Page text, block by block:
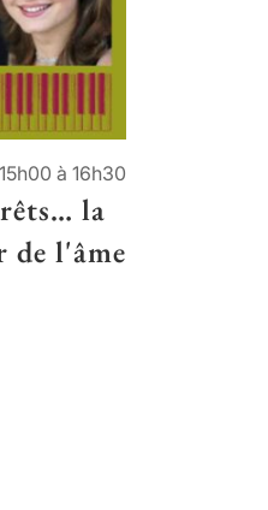
à 16h30
la
l'âme